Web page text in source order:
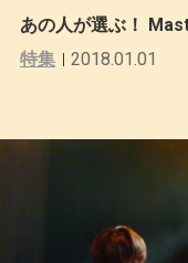
あの人が選ぶ！
特集
2018.01.01